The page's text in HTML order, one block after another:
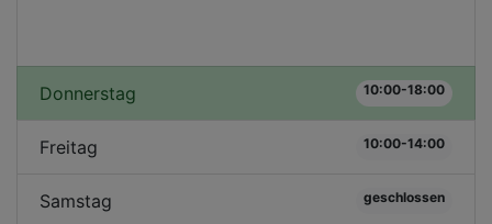
Donnerstag 10:00-18:00
Freitag 10:00-14:00
Samstag geschlossen